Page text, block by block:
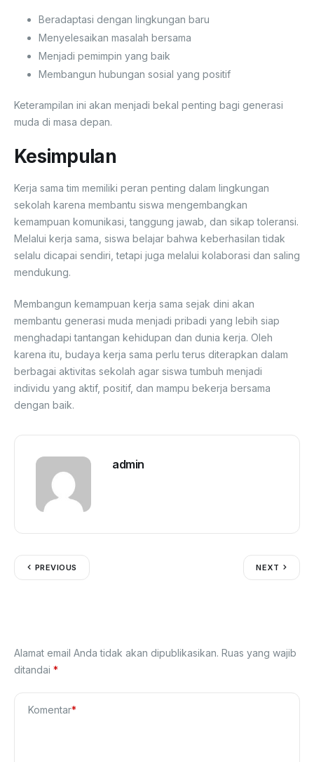
Beradaptasi dengan lingkungan baru
Menyelesaikan masalah bersama
Menjadi pemimpin yang baik
Membangun hubungan sosial yang positif
Keterampilan ini akan menjadi bekal penting bagi generasi
muda di masa depan.
Kesimpulan
Kerja sama tim memiliki peran penting dalam lingkungan
sekolah karena membantu siswa mengembangkan
kemampuan komunikasi, tanggung jawab, dan sikap toleransi.
Melalui kerja sama, siswa belajar bahwa keberhasilan tidak
selalu dicapai sendiri, tetapi juga melalui kolaborasi dan saling
mendukung.
Membangun kemampuan kerja sama sejak dini akan
membantu generasi muda menjadi pribadi yang lebih siap
menghadapi tantangan kehidupan dan dunia kerja. Oleh
karena itu, budaya kerja sama perlu terus diterapkan dalam
berbagai aktivitas sekolah agar siswa tumbuh menjadi
individu yang aktif, positif, dan mampu bekerja bersama
dengan baik.
admin
PREVIOUS NEXT
Alamat email Anda tidak akan dipublikasikan. Ruas yang wajib
ditandai *
Komentar*